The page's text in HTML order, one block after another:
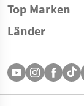
Top Marken
Länder